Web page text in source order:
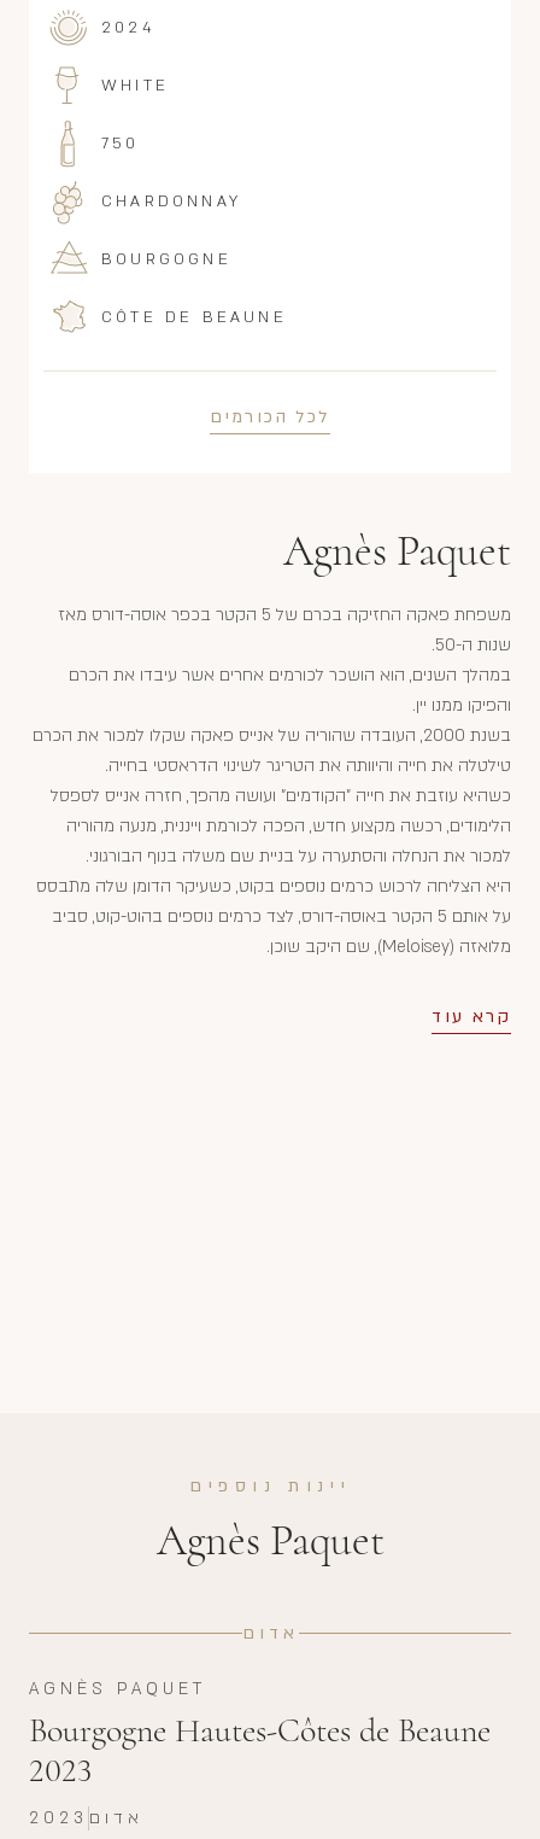
2024
WHITE
750
CHARDONNAY
BOURGOGNE
CÔTE DE BEAUNE
לכל הכורמים
Agnès Paquet
משפחת פאקה החזיקה בכרם של 5 הקטר בכפר אוסה-דורס מאז
שנות ה-50.
במהלך השנים, הוא הושכר לכורמים אחרים אשר עיבדו את הכרם
והפיקו ממנו יין.
בשנת 2000, העובדה שהוריה של אנייס פאקה שקלו למכור את הכרם
טילטלה את חייה והיוותה את הטריגר לשינוי הדראסטי בחייה.
כשהיא עוזבת את חייה "הקודמים" ועושה מהפך, חזרה אנייס לספסל
הלימודים, רכשה מקצוע חדש, הפכה לכורמת וייננית, מנעה מהוריה
למכור את הנחלה והסתערה על בניית שם משלה בנוף הבורגוני.
היא הצליחה לרכוש כרמים נוספים בקוט, כשעיקר הדומן שלה מתבסס
על אותם 5 הקטר באוסה-דורס, לצד כרמים נוספים בהוט-קוט, סביב
מלואזה (Meloisey), שם היקב שוכן.
קרא עוד
יינות נוספים
Agnès Paquet
אדום
AGNÈS PAQUET
Bourgogne Hautes-Côtes de Beaune
2023
2023 אדום